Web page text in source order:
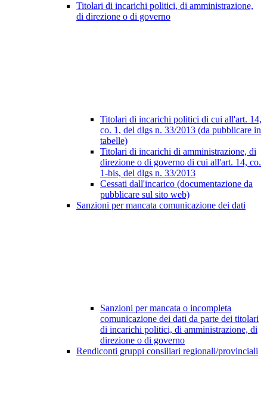
Titolari di incarichi politici, di amministrazione,
di direzione o di governo
Titolari di incarichi politici di cui all'art. 14,
co. 1, del dlgs n. 33/2013 (da pubblicare in
tabelle)
Titolari di incarichi di amministrazione, di
direzione o di governo di cui all'art. 14, co.
1-bis, del dlgs n. 33/2013
Cessati dall'incarico (documentazione da
pubblicare sul sito web)
Sanzioni per mancata comunicazione dei dati
Sanzioni per mancata o incompleta
comunicazione dei dati da parte dei titolari
di incarichi politici, di amministrazione, di
direzione o di governo
Rendiconti gruppi consiliari regionali/provinciali